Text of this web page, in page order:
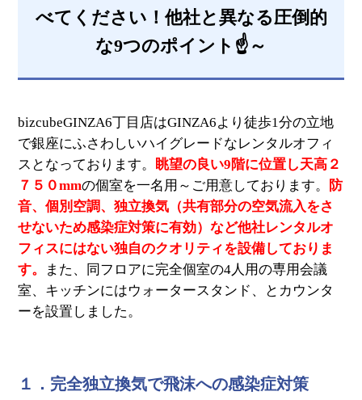
べてください！他社と異なる圧倒的
な9つのポイント☝～
bizcubeGINZA6丁目店はGINZA6より徒歩1分の立地
で銀座にふさわしいハイグレードなレンタルオフィ
スとなっております。 眺望の良い9階に位置し天高２
７５０mmの個室を一名用～ご用意しております。
防
音、個別空調、独立換気（共有部分の空気流入をさ
せないため感染症対策に有効）など他社レンタルオ
フィスにはない独自のクオリティを設備しておりま
す。
また、同フロアに完全個室の4人用の専用会議
室、キッチンにはウォータースタンド、とカウンタ
ーを設置しました。
１．完全独立換気で飛沫への感染症対策